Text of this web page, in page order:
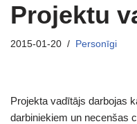
Projektu
2015-01-20 Personīgi
Projekta vadītājs darbojas
darbiniekiem un necenšas